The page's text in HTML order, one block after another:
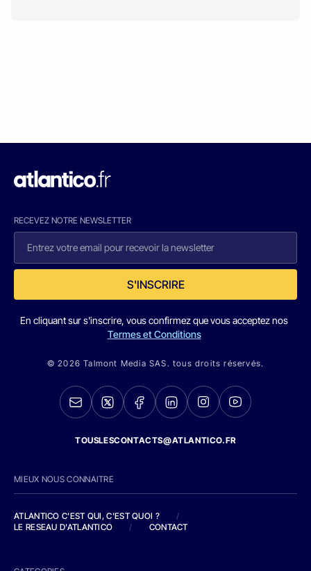
RECEVEZ NOTRE NEWSLETTER
S'INSCRIRE
En cliquant sur s'inscrire, vous confirmez que vous acceptez nos
Termes et Conditions
© 2026 Talmont Media SAS. tous droits réservés.
TOUSLESCONTACTS@ATLANTICO.FR
MIEUX NOUS CONNAITRE
ATLANTICO C'EST QUI, C'EST QUOI ?
/
LE RESEAU D'ATLANTICO
/ CONTACT